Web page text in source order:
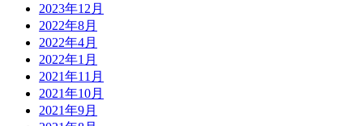
2023年12月
2022年8月
2022年4月
2022年1月
2021年11月
2021年10月
2021年9月